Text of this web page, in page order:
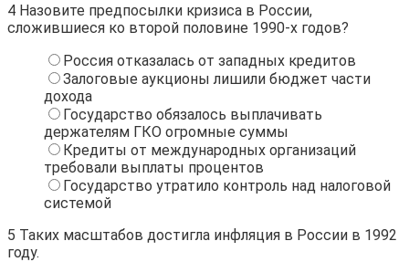
4 Назовите предпосылки кризиса в России,
сложившиеся ко второй половине 1990-х годов?
Россия отказалась от западных кредитов
Залоговые аукционы лишили бюджет части
дохода
Государство обязалось выплачивать
держателям ГКО огромные суммы
Кредиты от международных организаций
требовали выплаты процентов
Государство утратило контроль над налоговой
системой
5 Таких масштабов достигла инфляция в России в 1992
году.